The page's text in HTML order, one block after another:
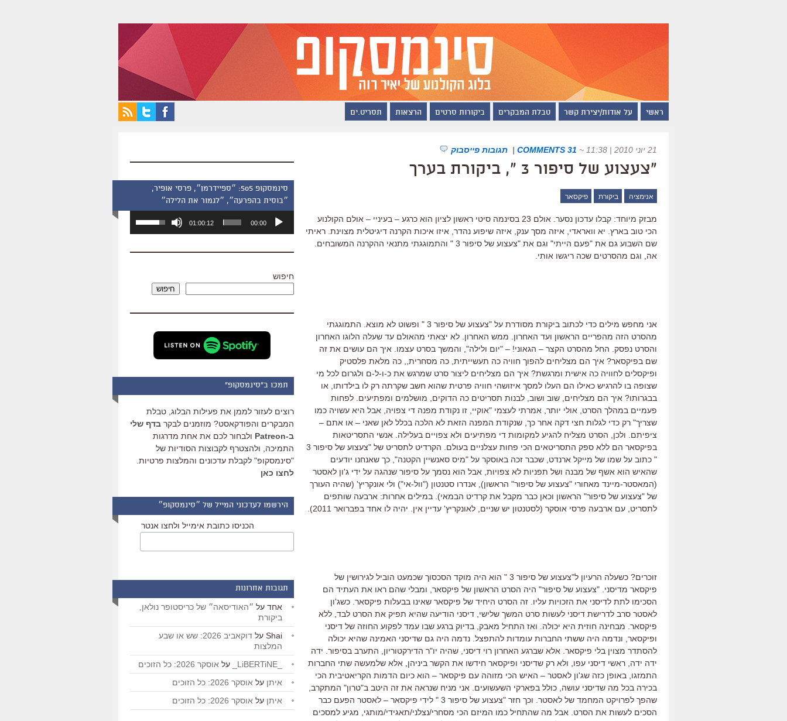
ראשי על אודות/יצירת קשר טבלת המבקרים ביקורות סרטים הרצאות תסריט.ים
21 יוני 2010 | 11:38 ~
31 COMMENTS
| תגובות פייסבוק
"צעצוע של סיפור 3 ", ביקורת בערך
אנימציה ביקורת פיקסאר
מבזק מיוחד: קבלו עדכון נסער. אולם 23 בסינמה סיטי ראשון לציון הוא כרגע – בעיניי – אולם הקולנוע
הכי טוב בארץ. יא וואראדי, איזה מסך ענק, איזה שיפוע נהדר, איזו איכות הקרנה דיגיטלית מצוינת. ראיתי
שם השבוע גם את "פעם הייתי" וגם את "צעצוע של סיפור 3 " והתמוגגתי מתנאי ההקרנה המשובחים.
אה, וגם מהסרטים שכה ריגשו אותי.
אני מחפש מילים כדי לכתוב ביקורת מסודרת על "צעצוע של סיפור 3 " ופשוט לא מוצא. התמוגגתי
מהסרט הזה מהפריים הראשון ועד האחרון. ממש האחרון. לא יצאתי מהאולם עד שעלה הלוגו האחרון
והסרט נפסק. החל מהסרט הקצר – הגאוני! – "יום ולילה", והמשך בסרט עצמו. איך הם עושים את זה
שם בפיקסאר? איך הם מצליחים להפוך חוויה כה תעשייתית, כה מסחרית,, כה מלאת פלסטיק
ופיקסלים לחוויה כה אישית ומרגשת? איך הם מצליחים ליצור סרט שמרגש את כ-ו-ל-ם ולגרום לכל מי
שצופה בו להרגיש כאילו הם העלו למסך איזושהי חוויה פרטית שהוא חשב שקרתה רק לו בילדותו, או
בבגרותו? איך הם מצליחים, שוב ושוב, לבנות תסריטים כה הדוקים, מושלמים ומפתיעים. לפחות
פעמיים במהלך הסרט, אולי יותר, אמרתי לעצמי "אוקיי, זו נקודת מפנה די צפויה, אבל היא עשויה כמו
שצריך" רק כדי לגלות חצי דקה אחר כך, שנקודת המפנה הזאת לא הלכה בכלל לאן שאני – או אתם –
ציפיתם. ולכן, הסרט מצליח להגיע למקומות די מפתיעים ולא צפויים בעלילה. אנשי התסריטאות
בפיקסאר הם ללא ספק התסריטאים הכי פחות עצלניים בעולם. הקרדיט לתסריט של "צעצוע של סיפור 3
" כתוב על שמו של מייקל ארנדט, שכבר זכה באוסקר על "מיס סאנשיין הקטנה", כך שאנחנו יודעים
שהאיש הוא אשף של מבנה ושל תפניות לא צפויות, אבל הוא נסמך על סיפור שנהגה על ידי ג'ון לאסטר
(המאסטר-מיינד מאחורי "צעצוע של סיפור" הראשון), אנדרו סטנטון ("וול-אי") ולי אונקריץ' (שהיה העורך
של "צעצוע של סיפור" הראשון וכאן כבר מקבל את קרדיט הבמאי). במילים אחרות: ארבעה שותפים
לתסריט, עם ארבעה פרסי אוסקר (לסטנטון יש שניים, לאונקריץ' עדיין אין. יהיה לו אחד בפברואר 2011).
זוכרים? כשעלה הרעיון ל"צעצוע של סיפור 3 " הוא היה מוקד הסכסוך שכמעט הוביל לגירושין של
פיקסאר מדיסני. "צעצוע של סיפור" היה הסרט הראשון של פיקסאר, ומבלי שהם ראו את העתיד הם
הסכימו לתת לדיסני את הזכויות עליו. זה הסרט היחיד של פיקסאר שאינו בבעלות פיקסאר. כשג'ון
לאסטר סרב לדרישת דיסני לעשות סרט המשך שלישי, דיסני הודיעה שהיא תפיק את הסרט לבד, ללא
פיקסאר. מבחינה חוזית היא יכולה. ואז התחיל מאבק, בדיוק ברגע שבו עמד לפקוע החוזה של דיסני
ופיקסאר, ונדמה היה ששתי החברות עומדות להתפצל. נדמה היה גם שדיסני האמינה שהיא יכולה
להסתדר מצוין בלי פיקסאר. אלא שברגע האחרון רוי דיסני, שהיה יו"ר הדירקטוריון, התערב בסיפור. ידה
ידה ידה, ראשי דיסני עפו, ולא רק שדיסני ופיקסאר חידשו את הקשר ביניהן, אלא שלמעשה שתי החברות
התמזגו, באופן כזה שג'ון לאסטר – האיש הכי מזוהה עם פיקסאר – הוא כיום הדמות הקריאטיבית הכי
בכירה בכל מה שדיסני עושה, כולל בפארקי השעשועים. אני מניח שנראה את זה היטב ב"טרון" המתקרב,
שהפך לפרויקט המחמד של לאסטר. וכך חזר "צעצוע של סיפור 3 " לידי פיקסאר – לאסטר הפעם כבר
הסכים לעשות את הסרט. אבל מה שהתחיל כמו המיזם הכי מסחרי/נצלני/תאגידי/מותגי, מגיע למסכים
סינמסקופ 505: ״ספיידרמן״, פרסי אופיר,
״בוסית בהפרעה״, ״לגמור את הלילה״
אודיו
00:00
01:00:12
השתמש
כדי
שמע.
חיפוש
חיפוש
תמכו ב"סינמסקופ"
רוצים לעזור לממן את פעילות הבלוג, טבלת
המבקרים והפודקאסט? מוזמנים לבקר בדף שלי
ב-Patreon
ולבחור לכם את אחת מדרגות
התמיכה, ולהצטרף לקבוצות הסודיות של
"סינמסקופ" לקבלת עדכונים והמלצות פרטיות.
לחצו כאן
הירשמו לעדכוני המייל של ״סינמסקופ״
הכניסו כתובת אימייל ולחצו אנטר
תגובות אחרונות
אחד על ״האודיסאה״ של כריסטופר נולאן,
ביקורת
Shai על
דוקאביב 2026: שש או שבע
המלצות
על אוסקר 2026: כל הזוכים
איתן על אוסקר 2026: כל הזוכים
איתן על אוסקר 2026: כל הזוכים